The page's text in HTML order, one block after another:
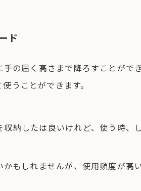
ド
の届く高さまで降ろすことがで
うことができます。
納したは良いけれど、使う時、
もしれませんが、使用頻度が高